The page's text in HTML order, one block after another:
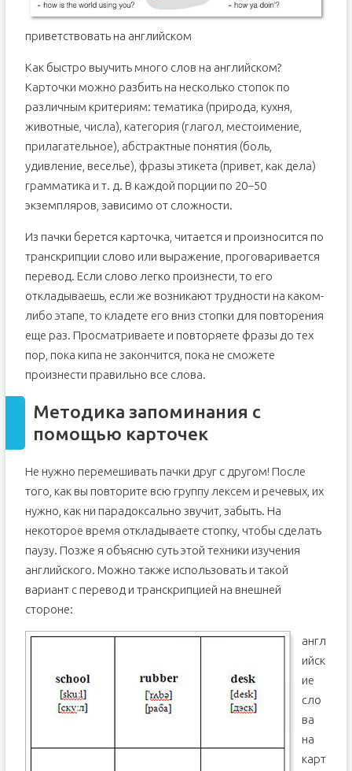
приветствовать на английском
Как быстро выучить много слов на английском?
Карточки можно разбить на несколько стопок по
различным критериям: тематика (природа, кухня,
животные, числа), категория (глагол, местоимение,
прилагательное), абстрактные понятия (боль,
удивление, веселье), фразы этикета (привет, как дела)
грамматика и т. д. В каждой порции по 20−50
экземпляров, зависимо от сложности.
Из пачки берется карточка, читается и произносится по
транскрипции слово или выражение, проговаривается
перевод. Если слово легко произнести, то его
откладываешь, если же возникают трудности на каком-
либо этапе, то кладете его вниз стопки для повторения
еще раз. Просматриваете и повторяете фразы до тех
пор, пока кипа не закончится, пока не сможете
произнести правильно все слова.
Методика запоминания с
помощью карточек
Не нужно перемешивать пачки друг с другом! После
того, как вы повторите всю группу лексем и речевых, их
нужно, как ни парадоксально звучит, забыть. На
некоторое время откладываете стопку, чтобы сделать
паузу. Позже я объясню суть этой техники изучения
английского. Можно также использовать и такой
вариант с перевод и транскрипцией на внешней
стороне:
англ
ийск
ие
сло
ва
на
карт